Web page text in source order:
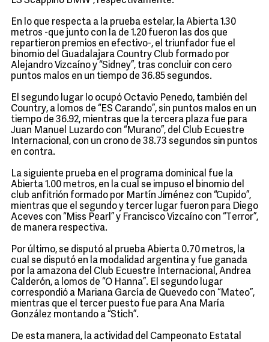
En lo que respecta a la prueba estelar, la Abierta 1.30
metros -que junto con la de 1.20 fueron las dos que
repartieron premios en efectivo-, el triunfador fue el
binomio del Guadalajara Country Club formado por
Alejandro Vizcaíno y “Sidney”, tras concluir con cero
puntos malos en un tiempo de 36.85 segundos.
El segundo lugar lo ocupó Octavio Penedo, también del
Country, a lomos de “ES Carando”, sin puntos malos en un
tiempo de 36.92, mientras que la tercera plaza fue para
Juan Manuel Luzardo con “Murano”, del Club Ecuestre
Internacional, con un crono de 38.73 segundos sin puntos
en contra.
La siguiente prueba en el programa dominical fue la
Abierta 1.00 metros, en la cual se impuso el binomio del
club anfitrión formado por Martín Jiménez con “Cupido”,
mientras que el segundo y tercer lugar fueron para Diego
Aceves con “Miss Pearl” y Francisco Vizcaíno con “Terror”,
de manera respectiva.
Por último, se disputó al prueba Abierta 0.70 metros, la
cual se disputó en la modalidad argentina y fue ganada
por la amazona del Club Ecuestre Internacional, Andrea
Calderón, a lomos de “O Hanna”. El segundo lugar
correspondió a Mariana García de Quevedo con “Mateo”,
mientras que el tercer puesto fue para Ana María
González montando a “Stich”.
De esta manera, la actividad del Campeonato Estatal